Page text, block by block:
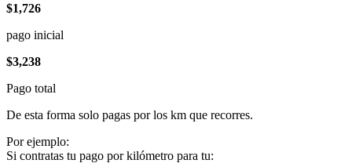
$1,726
pago inicial
$3,238
Pago total
De esta forma solo pagas por los km que recorres.
Por ejemplo:
Si contratas tu pago por kilómetro para tu: